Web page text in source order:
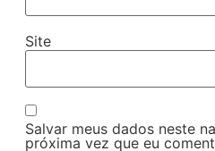
Site
Salvar meus dados neste
próxima vez que eu